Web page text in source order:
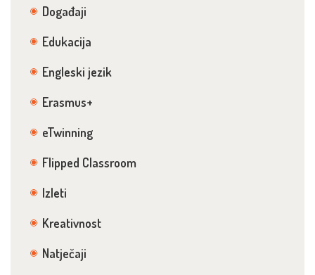
Događaji
Edukacija
Engleski jezik
Erasmus+
eTwinning
Flipped Classroom
Izleti
Kreativnost
Natječaji